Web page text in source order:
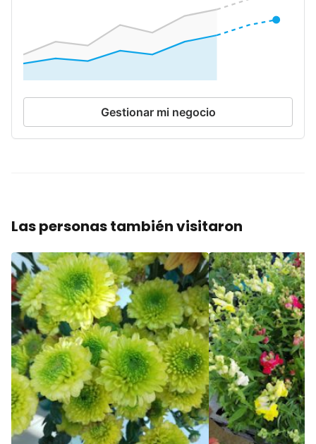
Gestionar mi negocio
Las personas también visitaron